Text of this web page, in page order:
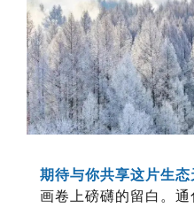
期待与你共享这片生态
画卷上磅礴的留白。